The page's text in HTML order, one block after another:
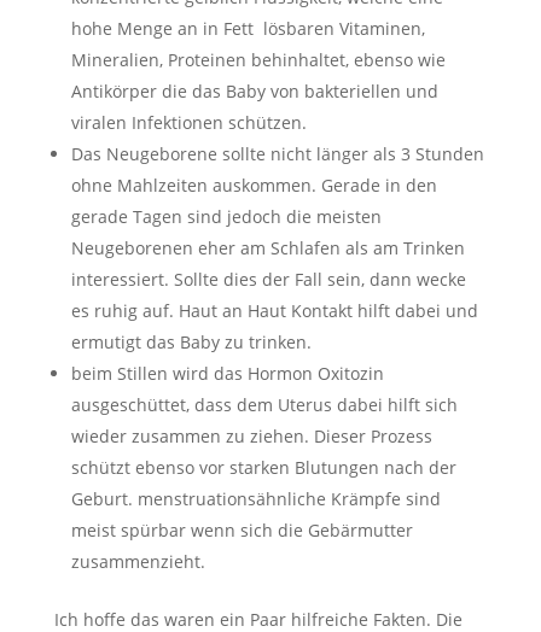
hohe Menge an in Fett lösbaren Vitaminen,
Mineralien, Proteinen behinhaltet, ebenso wie
Antikörper die das Baby von bakteriellen und
viralen Infektionen schützen.
Das Neugeborene sollte nicht länger als 3 Stunden
ohne Mahlzeiten auskommen. Gerade in den
gerade Tagen sind jedoch die meisten
Neugeborenen eher am Schlafen als am Trinken
interessiert. Sollte dies der Fall sein, dann wecke
es ruhig auf. Haut an Haut Kontakt hilft dabei und
ermutigt das Baby zu trinken.
beim Stillen wird das Hormon Oxitozin
ausgeschüttet, dass dem Uterus dabei hilft sich
wieder zusammen zu ziehen. Dieser Prozess
schützt ebenso vor starken Blutungen nach der
Geburt. menstruationsähnliche Krämpfe sind
meist spürbar wenn sich die Gebärmutter
zusammenzieht.
Ich hoffe das waren ein Paar hilfreiche Fakten. Die